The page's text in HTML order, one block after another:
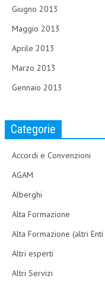
Giugno 2013
Maggio 2013
Aprile 2013
Marzo 2013
Gennaio 2013
Categorie
Accordi e Convenzioni
AGAM
Alberghi
Alta Formazione
Alta Formazione (altri Enti
Altri esperti
Altri Servizi